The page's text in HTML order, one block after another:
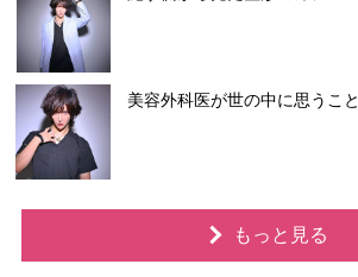
美容外科医が世の中に思うこと
もっと見る